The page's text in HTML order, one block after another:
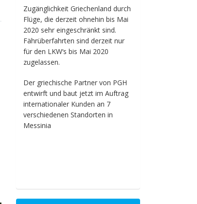
Zugänglichkeit Griechenland durch
Flüge, die derzeit ohnehin bis Mai
2020 sehr eingeschränkt sind.
Fährüberfahrten sind derzeit nur
für den LKW‘s bis Mai 2020
zugelassen.
Der griechische Partner von PGH
entwirft und baut jetzt im Auftrag
internationaler Kunden an 7
verschiedenen Standorten in
Messinia